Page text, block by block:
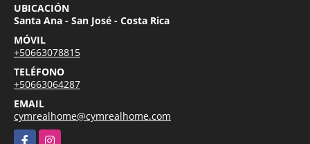
UBICACIÓN
Santa Ana - San José - Costa Rica
MÓVIL
+50663078815
TELÉFONO
+50663064287
EMAIL
cymrealhome@cymrealhome.com
FacebookInstagram